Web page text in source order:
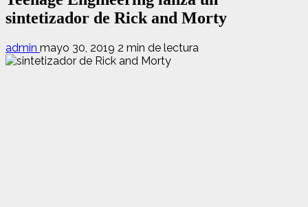
sintetizador de Rick and Morty
admin mayo 30, 2019 2 min de lectura